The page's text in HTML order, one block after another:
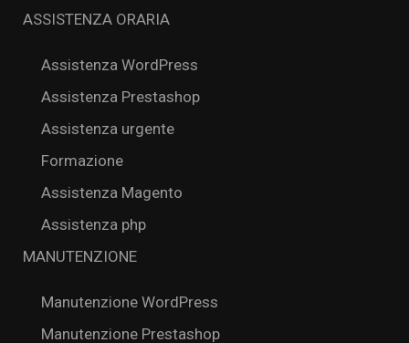
ASSISTENZA ORARIA
Assistenza WordPress
Assistenza Prestashop
Assistenza urgente
Formazione
Assistenza Magento
Assistenza php
MANUTENZIONE
Manutenzione WordPress
Manutenzione Prestashop